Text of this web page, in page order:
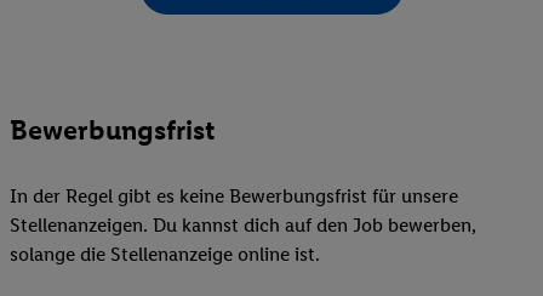
Bewerbungsfrist
In der Regel gibt es keine Bewerbungsfrist für unsere
Stellenanzeigen. Du kannst dich auf den Job bewerben,
solange die Stellenanzeige online ist.